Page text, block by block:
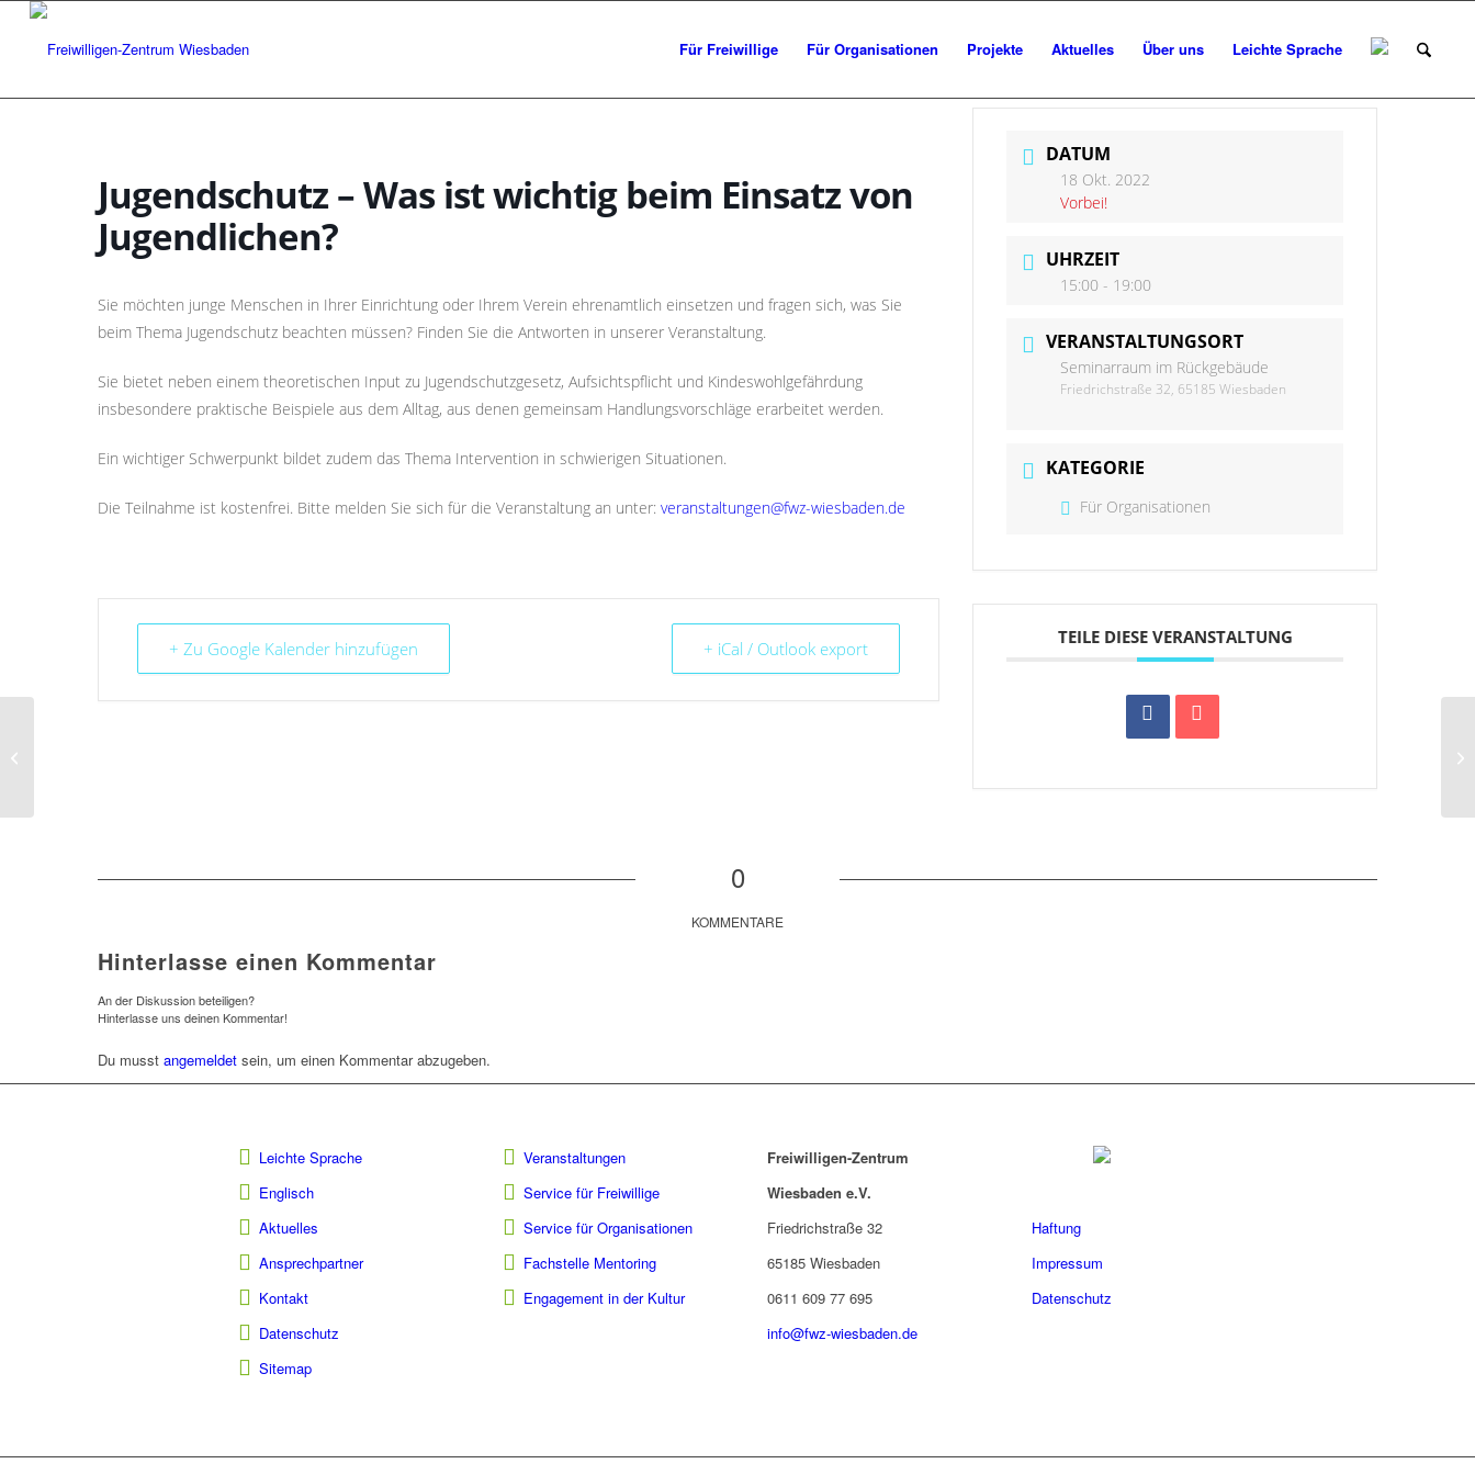
Für Freiwillige Für Organisationen Projekte Aktuelles Über uns Leichte Sprache
Jugendschutz – Was ist wichtig beim Einsatz von
Jugendlichen?
Sie möchten junge Menschen in Ihrer Einrichtung oder Ihrem Verein ehrenamtlich einsetzen und fragen sich, was Sie
beim Thema Jugendschutz beachten müssen? Finden Sie die Antworten in unserer Veranstaltung.
Sie bietet neben einem theoretischen Input zu Jugendschutzgesetz, Aufsichtspflicht und Kindeswohlgefährdung
insbesondere praktische Beispiele aus dem Alltag, aus denen gemeinsam Handlungsvorschläge erarbeitet werden.
Ein wichtiger Schwerpunkt bildet zudem das Thema Intervention in schwierigen Situationen.
Die Teilnahme ist kostenfrei. Bitte melden Sie sich für die Veranstaltung an unter: veranstaltungen@fwz-wiesbaden.de
+ Zu Google Kalender hinzufügen + iCal / Outlook export
DATUM
18 Okt. 2022
Vorbei!
UHRZEIT
15:00 - 19:00
VERANSTALTUNGSORT
Seminarraum im Rückgebäude
Friedrichstraße 32, 65185 Wiesbaden
KATEGORIE
Für Organisationen
TEILE DIESE VERANSTALTUNG
0
KOMMENTARE
Hinterlasse einen Kommentar
An der Diskussion beteiligen?
Hinterlasse uns deinen Kommentar!
Du musst angemeldet sein, um einen Kommentar abzugeben.
Leichte Sprache
Englisch
Aktuelles
Ansprechpartner
Kontakt
Datenschutz
Sitemap
Veranstaltungen
Service für Freiwillige
Service für Organisationen
Fachstelle Mentoring
Engagement in der Kultur
Freiwilligen-Zentrum
Wiesbaden e.V.
Friedrichstraße 32
65185 Wiesbaden
0611 609 77 695
info@fwz-wiesbaden.de
Haftung
Impressum
Datenschutz